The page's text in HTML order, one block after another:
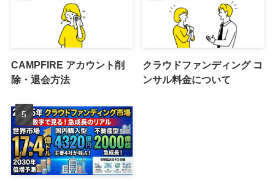
CAMPFIRE アカウント削
除・退会方法
クラウドファンディング コ
ンサル料金について